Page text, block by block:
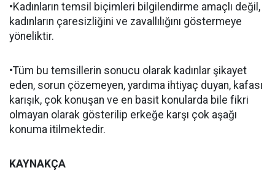
•Kadınların temsil biçimleri bilgilendirme amaçlı değil,
kadınların çaresizliğini ve zavallılığını göstermeye
yöneliktir.
•Tüm bu temsillerin sonucu olarak kadınlar şikayet
eden, sorun çözemeyen, yardıma ihtiyaç duyan, kafası
karışık, çok konuşan ve en basit konularda bile fikri
olmayan olarak gösterilip erkeğe karşı çok aşağı
konuma itilmektedir.
KAYNAKÇA